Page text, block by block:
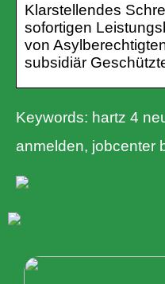
Klarstellendes
sofortigen
von
subsidiär
Keywords: hartz 4
anmelden, jobcenter